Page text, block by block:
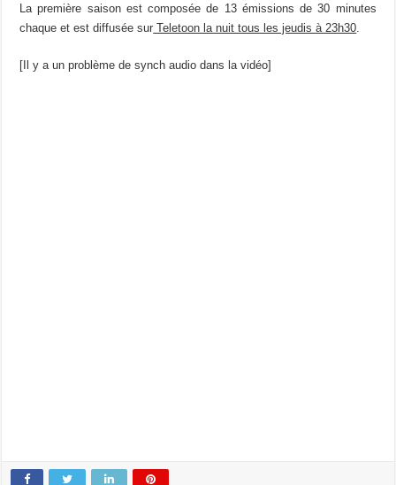
La première saison est composée de 13 émissions de 30 minutes
chaque et est diffusée sur Teletoon la nuit tous les jeudis à 23h30
[Il y a un problème de synch audio dans la vidéo]